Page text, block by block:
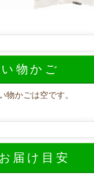
物かご
物かごは空です。
届け目安